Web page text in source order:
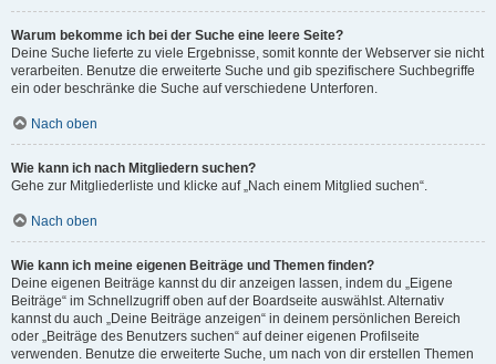
Warum bekomme ich bei der Suche eine leere Seite?
Deine Suche lieferte zu viele Ergebnisse, somit konnte der Webserver sie nicht
verarbeiten. Benutze die erweiterte Suche und gib spezifischere Suchbegriffe
ein oder beschränke die Suche auf verschiedene Unterforen.
Nach oben
Wie kann ich nach Mitgliedern suchen?
Gehe zur Mitgliederliste und klicke auf „Nach einem Mitglied suchen“.
Nach oben
Wie kann ich meine eigenen Beiträge und Themen finden?
Deine eigenen Beiträge kannst du dir anzeigen lassen, indem du „Eigene
Beiträge“ im Schnellzugriff oben auf der Boardseite auswählst. Alternativ
kannst du auch „Deine Beiträge anzeigen“ in deinem persönlichen Bereich
oder „Beiträge des Benutzers suchen“ auf deiner eigenen Profilseite
verwenden. Benutze die erweiterte Suche, um nach von dir erstellen Themen